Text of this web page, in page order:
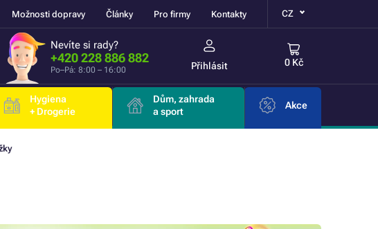
Možnosti dopravy Články Pro firmy Kontakty CZ
Nevíte si rady?
+420 228 886 882
Po–Pá: 8:00 – 16:00 Přihlásit 0 Kč
Hygiena
+ Drogerie
Dům, zahrada
a sport
Akce